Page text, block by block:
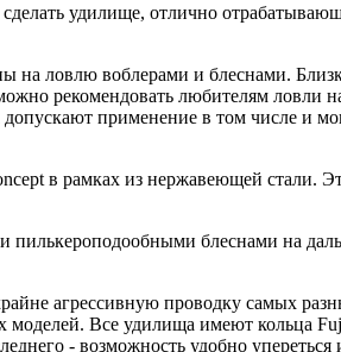
удилище, отлично
ловлю воблерами и блеснами.
рекомендовать любителям ловли
применение в том числе и
в рамках из нержавеющей стали.
блеснами на
агрессивную проводку самых
Все удилища имеют кольца
- возможность удобно